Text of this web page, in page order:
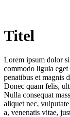
Titel
Lorem ipsum dolor
commodo ligula eget
penatibus et magnis
Donec quam felis,
Nulla consequat
aliquet nec,
a, venenatis vitae,